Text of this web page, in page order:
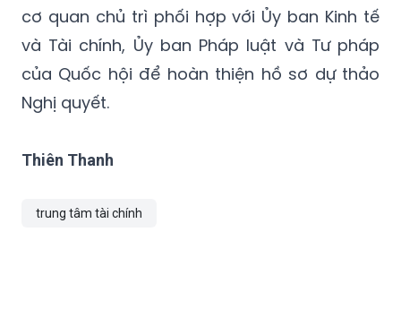
cơ quan chủ trì phối hợp với Ủy ban Kinh tế
và Tài chính, Ủy ban Pháp luật và Tư pháp
của Quốc hội để hoàn thiện hồ sơ dự thảo
Nghị quyết.
Thiên Thanh
trung tâm tài chính